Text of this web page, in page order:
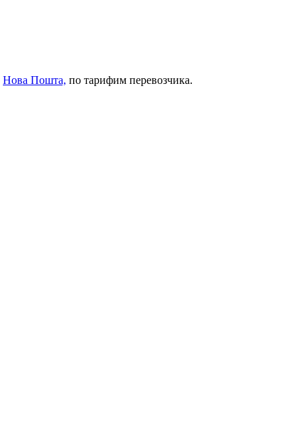
Нова Пошта, по тарифим перевозчика.